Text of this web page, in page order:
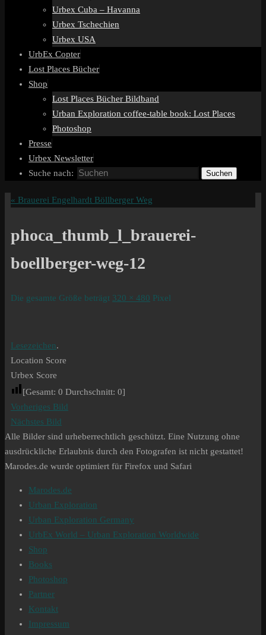
Urbex Cuba – Havanna
Urbex Tschechien
Urbex USA
UrbEx Copter
Lost Places Bücher
Shop
Lost Places Bücher Bildband
Urban Exploration coffee-table book: Lost Places
Photoshop
Presse
Urbex Newsletter
Suche nach:
Suchen
« Brauerei Engelhardt Böllberger Weg
phoca_thumb_l_brauerei-
boellberger-weg-12
Die gesamte Größe beträgt 320 × 480 Pixel
Lesezeichen.
Location Score
Urbex Score
[Gesamt: 0 Durchschnitt: 0]
Vorheriges Bild
Nächstes Bild
Alle Bilder sind urheberrechtlich geschützt. Eine Nutzung ohne
ausdrückliche Erlaubnis durch den Fotografen ist nicht gestattet!
Marodes.de wurde optimiert für Firefox und Safari
Marodes.de
Urban Exploration
Urban Exploration Germany
UrbEx World – Urban Exploration Worldwide
Shop
Books
Photoshop
Partner
Kontakt
Impressum